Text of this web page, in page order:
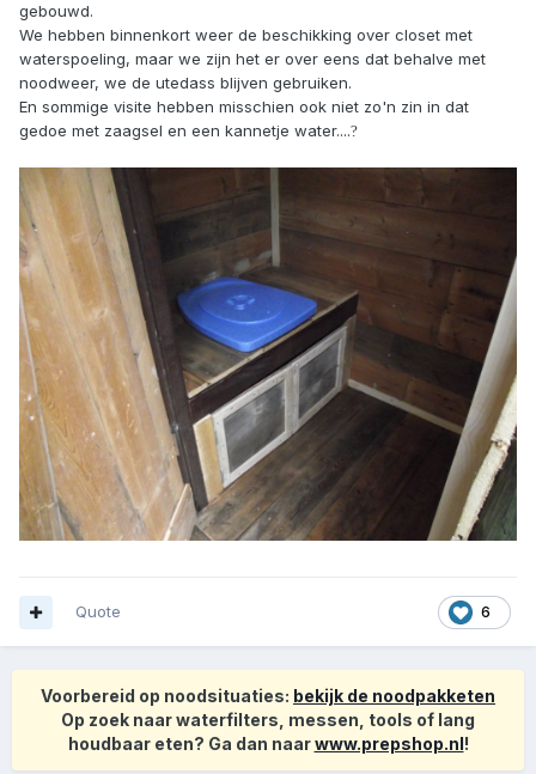
gebouwd.
We hebben binnenkort weer de beschikking over closet met
waterspoeling, maar we zijn het er over eens dat behalve met
noodweer, we de utedass blijven gebruiken.
En sommige visite hebben misschien ook niet zo'n zin in dat
gedoe met zaagsel en een kannetje water....?
6
Quote
Voorbereid op noodsituaties: bekijk de noodpakketen
Op zoek naar waterfilters, messen, tools of lang
houdbaar eten? Ga dan naarwww.prepshop.nl!